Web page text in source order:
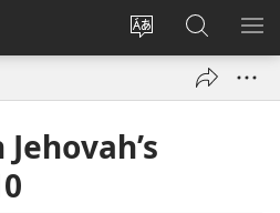
Taal
wijzigen
Inloggen
(opent
Zoeken
op
JW.ORG